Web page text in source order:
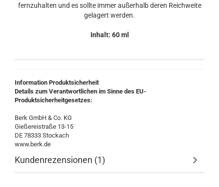
fernzuhalten und es sollte immer außerhalb deren Reichweite
gelagert werden.
Inhalt: 60 ml
Information Produktsicherheit
Details zum Verantwortlichen im Sinne des EU-
Produktsicherheitgesetzes:
Berk GmbH & Co. KG
Gießereistraße 13-15
DE 78333 Stockach
www.berk.de
Kundenrezensionen (1)